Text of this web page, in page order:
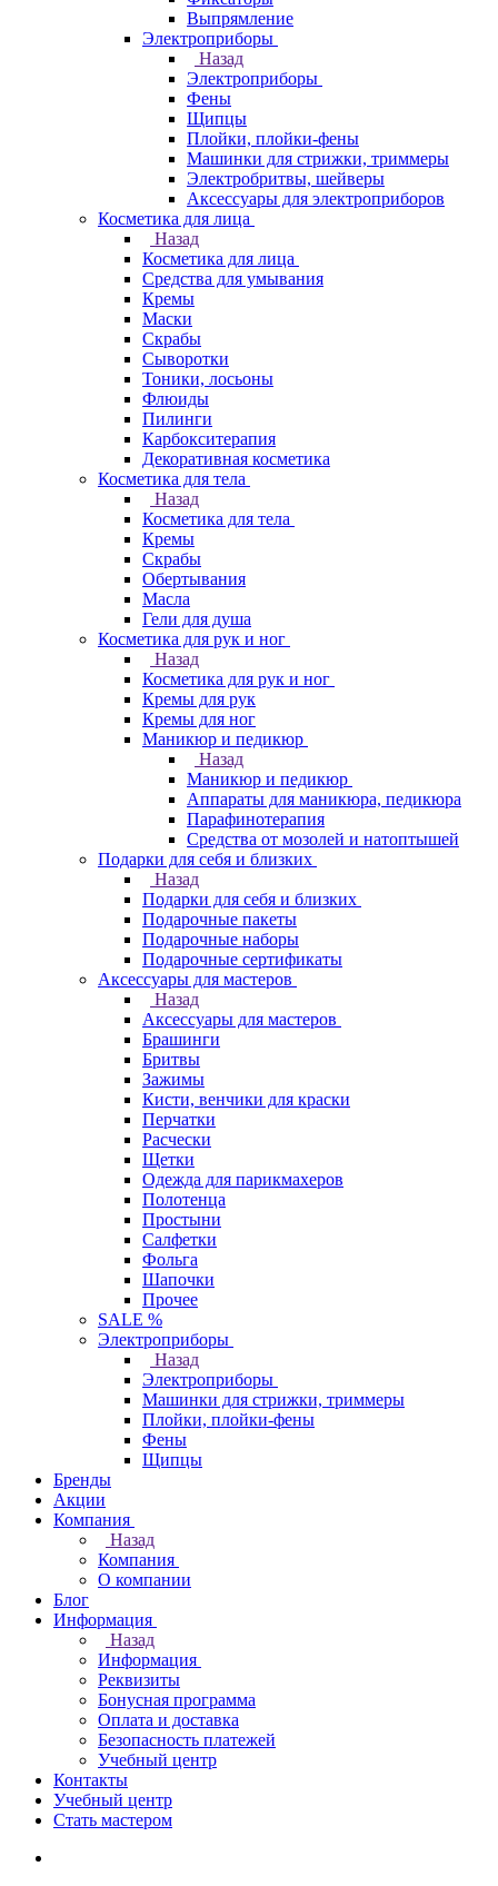
Выпрямление
Электроприборы
Назад
Электроприборы
Фены
Щипцы
Плойки, плойки-фены
Машинки для стрижки, триммеры
Электробритвы, шейверы
Аксессуары для электроприборов
Косметика для лица
Назад
Косметика для лица
Средства для умывания
Кремы
Маски
Скрабы
Сыворотки
Тоники, лосьоны
Флюиды
Пилинги
Карбокситерапия
Декоративная косметика
Косметика для тела
Назад
Косметика для тела
Кремы
Скрабы
Обертывания
Масла
Гели для душа
Косметика для рук и ног
Назад
Косметика для рук и ног
Кремы для рук
Кремы для ног
Маникюр и педикюр
Назад
Маникюр и педикюр
Аппараты для маникюра, педикюра
Парафинотерапия
Средства от мозолей и натоптышей
Подарки для себя и близких
Назад
Подарки для себя и близких
Подарочные пакеты
Подарочные наборы
Подарочные сертификаты
Аксессуары для мастеров
Назад
Аксессуары для мастеров
Брашинги
Бритвы
Зажимы
Кисти, венчики для краски
Перчатки
Расчески
Щетки
Одежда для парикмахеров
Полотенца
Простыни
Салфетки
Фольга
Шапочки
Прочее
SALE %
Электроприборы
Назад
Электроприборы
Машинки для стрижки, триммеры
Плойки, плойки-фены
Фены
Щипцы
Бренды
Акции
Компания
Назад
Компания
О компании
Блог
Информация
Назад
Информация
Реквизиты
Бонусная программа
Оплата и доставка
Безопасность платежей
Учебный центр
Контакты
Учебный центр
Стать мастером